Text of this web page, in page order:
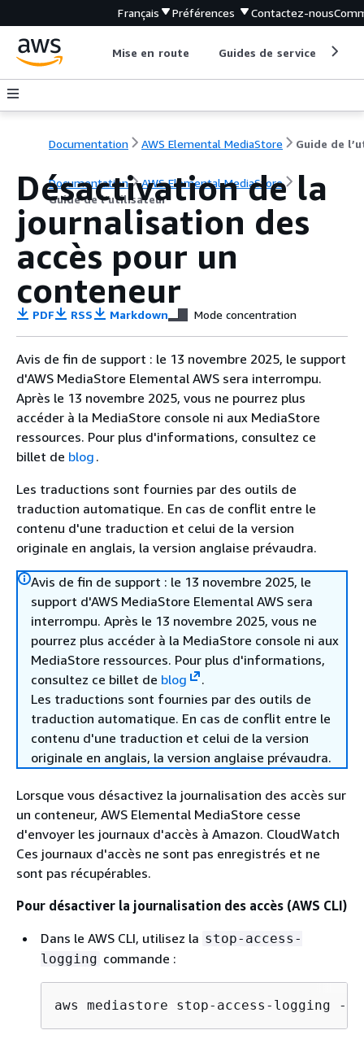
Français Préférences Contactez-nous
Mise en route Guides de service
Documentation AWS Elemental MediaStore
Documentation
AWS Elemental MediaStore
Guide de l’utilisateur
Désactivation de la
journalisation des
accès pour un
conteneur
PDF RSS Markdown Mode concentration
Avis de fin de support : le 13 novembre 2025, le support
d'AWS MediaStore Elemental AWS sera interrompu.
Après le 13 novembre 2025, vous ne pourrez plus
accéder à la MediaStore console ni aux MediaStore
ressources. Pour plus d'informations, consultez ce
billet de blog .
Les traductions sont fournies par des outils de
traduction automatique. En cas de conflit entre le
contenu d'une traduction et celui de la version
originale en anglais, la version anglaise prévaudra.
Avis de fin de support : le 13 novembre 2025, le
support d'AWS MediaStore Elemental AWS sera
interrompu. Après le 13 novembre 2025, vous ne
pourrez plus accéder à la MediaStore console ni aux
MediaStore ressources. Pour plus d'informations,
consultez ce billet de blog
.
Les traductions sont fournies par des outils de
traduction automatique. En cas de conflit entre le
contenu d'une traduction et celui de la version
originale en anglais, la version anglaise prévaudra.
Lorsque vous désactivez la journalisation des accès sur
un conteneur, AWS Elemental MediaStore cesse
d'envoyer les journaux d'accès à Amazon. CloudWatch
Ces journaux d'accès ne sont pas enregistrés et ne
sont pas récupérables.
Pour désactiver la journalisation des accès (AWS CLI)
Dans le AWS CLI, utilisez la stop-access-
logging commande :
aws mediastore stop-access-logging --